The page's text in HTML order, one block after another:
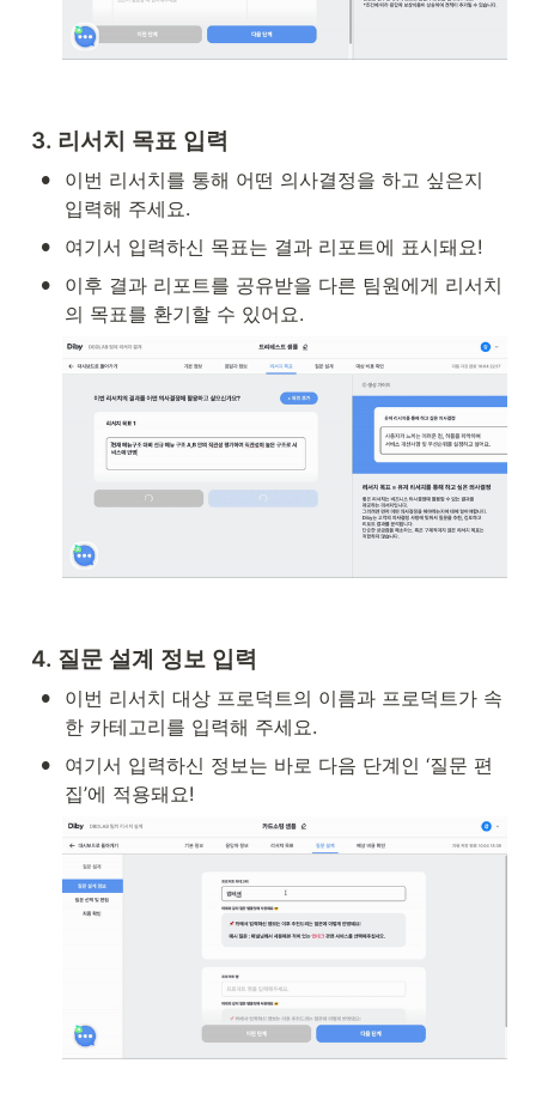
3. 리서치 목표 입력
•
이번 리서치를 통해 어떤 의사결정을 하고 싶은지
입력해 주세요.
• 여기서 입력하신 목표는 결과 리포트에 표시돼요!
•
이후 결과 리포트를 공유받을 다른 팀원에게 리서치
의 목표를 환기할 수 있어요.
4. 질문 설계 정보 입력
•
이번 리서치 대상 프로덕트의 이름과 프로덕트가 속
한 카테고리를 입력해 주세요.
•
여기서 입력하신 정보는 바로 다음 단계인 ‘질문 편
집’에 적용돼요!